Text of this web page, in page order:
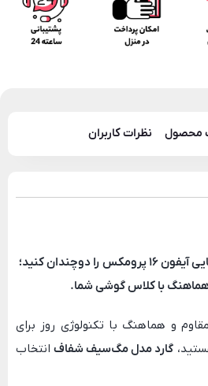
محصول نظرات کاربران
با قاب مگ‌سیف شفاف، زیبایی آیفون ۱۶ پرومکس را دوچندان کنید؛
با کلاس گوشی شما.
و هماهنگ با تکنولوژی روز برای
گارد مدل مگ‌سیف شفافانتخاب